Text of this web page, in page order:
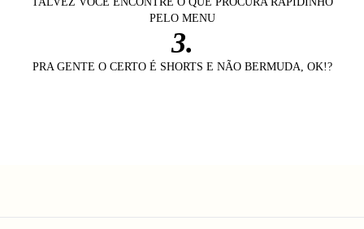
PELO MENU
3.
PRA GENTE O CERTO É SHORTS E NÃO BERMUDA, OK!?